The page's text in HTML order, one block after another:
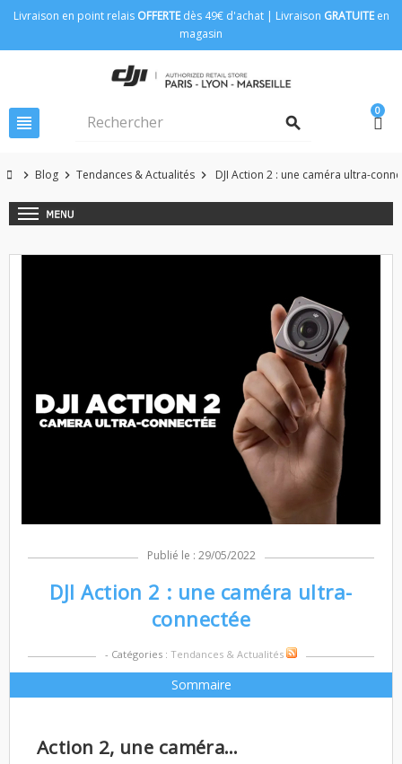
Livraison en point relais OFFERTEdès 49€ d'achat | Livraison GRATUITEen
magasin
view_headline search
0
chevron_right Blog chevron_right Tendances & Actualités chevron_right DJI Action 2 : une caméra ultra-
Publié le : 29/05/2022
DJI Action 2 : une caméra ultra-
connectée
- Catégories : Tendances & Actualités
Sommaire
Action 2, une caméra…